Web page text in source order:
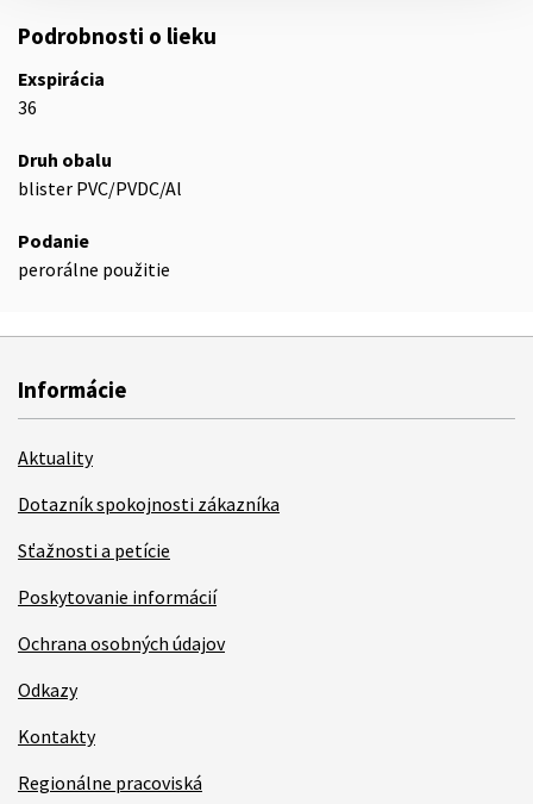
Podrobnosti o lieku
Exspirácia
36
Druh obalu
blister PVC/PVDC/Al
Podanie
perorálne použitie
Informácie
Aktuality
Dotazník spokojnosti zákazníka
Sťažnosti a petície
Poskytovanie informácií
Ochrana osobných údajov
Odkazy
Kontakty
Regionálne pracoviská